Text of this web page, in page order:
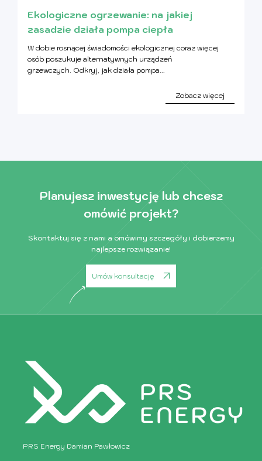
Ekologiczne ogrzewanie: na jakiej
zasadzie działa pompa ciepła
W dobie rosnącej świadomości ekologicznej coraz więcej
osób poszukuje alternatywnych urządzeń
grzewczych. Odkryj, jak działa pompa...
Zobacz więcej
Planujesz inwestycję lub chcesz
omówić projekt?
Skontaktuj się z nami a omówimy szczegóły i dobierzemy
najlepsze rozwiązanie!
Umów konsultację
PRS Energy Damian Pawłowicz